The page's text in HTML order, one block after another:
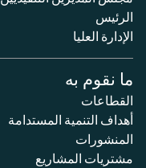
الرئيس
الإدارة العليا
ما نقوم به
القطاعات
أهداف التنمية المستدامة
المنشورات
مشتريات المشاريع